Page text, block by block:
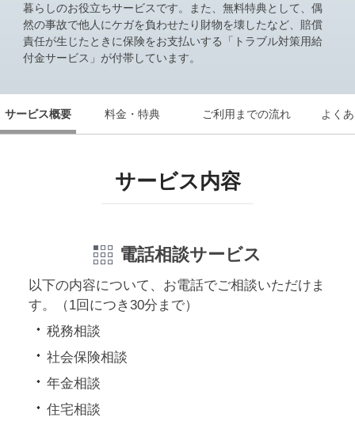
お知らせ
よくあるご質問
お友達紹介クーポン
モバイルセット割
開通後も安心
NURO会員アプリ
会員サポート
NURO会員特典
NURO 光のお引越し
お知らせ
よくあるご質問
LINE公式アカウント
NURO会員アプリ
会員サポート
NURO会員特典
NURO 光のお引越し
管理会社・管理組合・オーナーさまはこちら
管理会社・管理組合・オーナーさまはこち
ら
暮らしのお役立ちサービスです。また、無料特典として、偶
然の事故で他人にケガを負わせたり財物を壊したなど、賠償
責任が生じたときに保険をお支払いする「トラブル対策用給
付金サービス」が付帯しています。
サービス概要 料金・特典 ご利用までの流れ よく
サービス内容
電話相談サービス
以下の内容について、お電話でご相談いただけま
す。（1回につき30分まで）
税務相談
社会保険相談
年金相談
住宅相談